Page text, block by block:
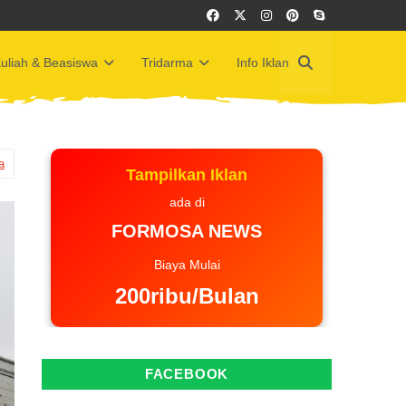
& Beasiswa Tridarma Info Iklan
Tampilkan Iklan
ada di
FORMOSA NEWS
Biaya Mulai
200ribu/Bulan
FACEBOOK